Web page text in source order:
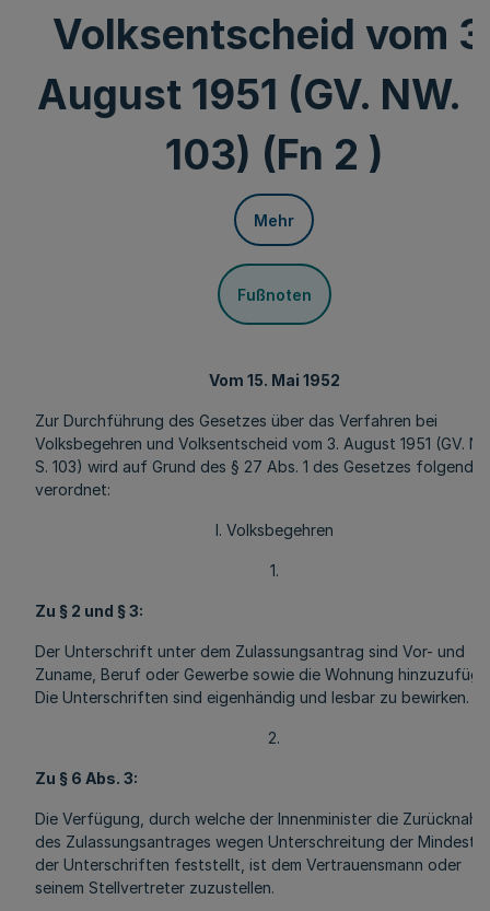
Volksentscheid vom
August 1951 (GV. NW.
103) (Fn 2 )
Mehr
Fußnoten
Vom 15. Mai 1952
Zur Durchführung des Gesetzes über das Verfahren bei
Volksbegehren und Volksentscheid vom 3. August 1951 (GV.
S. 103) wird auf Grund des § 27 Abs. 1 des Gesetzes folgendes
verordnet:
I. Volksbegehren
1.
Zu § 2 und § 3:
Der Unterschrift unter dem Zulassungsantrag sind Vor- und
Zuname, Beruf oder Gewerbe sowie die Wohnung
Die Unterschriften sind eigenhändig und lesbar zu bewirken.
2.
Zu § 6 Abs. 3:
Die Verfügung, durch welche der Innenminister die
des Zulassungsantrages wegen Unterschreitung der
der Unterschriften feststellt, ist dem Vertrauensmann oder
seinem Stellvertreter zuzustellen.